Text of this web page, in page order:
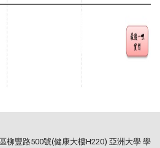
柳豐路500號(健康大樓H220) 亞洲大學 學